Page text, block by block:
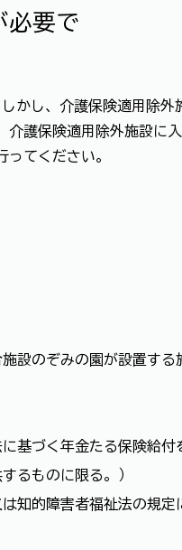
必要で
かし、介護保険適用除外
介護保険適用除外施設に
てください。
設のぞみの園が設置する
基づく年金たる保険給付
るものに限る。）
知的障害者福祉法の規定